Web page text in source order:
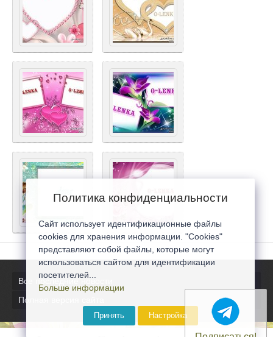
Все последние новости
Полная версия сайта
Политика конфиденциальности
Сайт использует идентификационные файлы
cookies для хранения информации. "Cookies"
представляют собой файлы, которые могут
использоваться сайтом для идентификации
посетителей...
Больше информации
Принять Настройка